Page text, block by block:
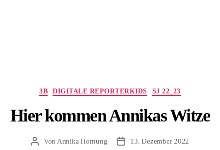
Kategorien
3B DIGITALE REPORTERKIDS SJ 22_23
Hier kommen Annikas Witze
Beitragsautor
Von Annika Hornung Beitragsdatum
13. Dezember 2022